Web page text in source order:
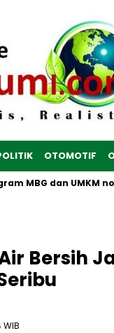
OTOMOTIF
MBG dan UMKM no
Bersih
WIB